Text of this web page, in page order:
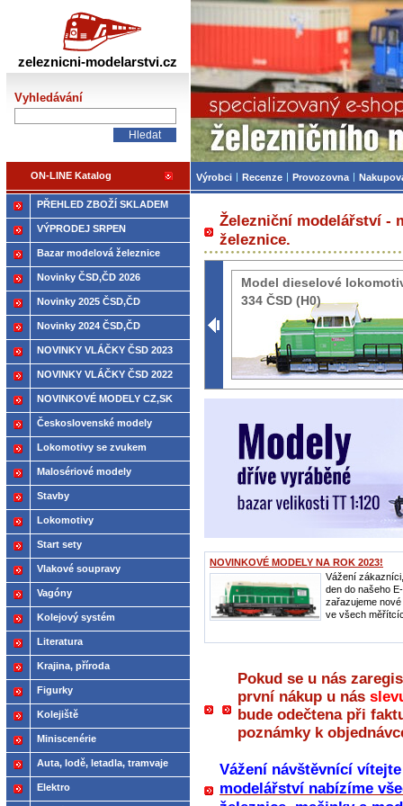
Železniční modelářství -
železnice.
Model dieselové
334 ČSD (H0)
NOVINKOVÉ MODELY NA ROK 2023!
Vážení
den do našeho
zařazujeme
ve všech
Pokud se u nás
první nákup u nás
bude odečtena při
poznámky k
Vážení návštěvnící
modelářství nabízíme
PŘEHLED ZBOŽÍ SKLADEM
VÝPRODEJ SRPEN
Bazar modelová železnice
Novinky ČSD,ČD 2026
Novinky 2025 ČSD,ČD
Novinky 2024 ČSD,ČD
NOVINKY VLÁČKY ČSD 2023
NOVINKY VLÁČKY ČSD 2022
NOVINKOVÉ MODELY CZ,SK
2021
Československé modely
ČSD,ČD
Lokomotivy se zvukem
Malosériové modely
Stavby
Lokomotivy
Start sety
Vlakové soupravy
Vagóny
Kolejový systém
Literatura
Krajina, příroda
Figurky
Kolejiště
Miniscenérie
Auta, lodě, letadla, tramvaje
Elektro
zeleznicni-modelarstvi.cz
Vyhledávání
ON-LINE Katalog
Železniční
Výrobci Recenze Provozovna